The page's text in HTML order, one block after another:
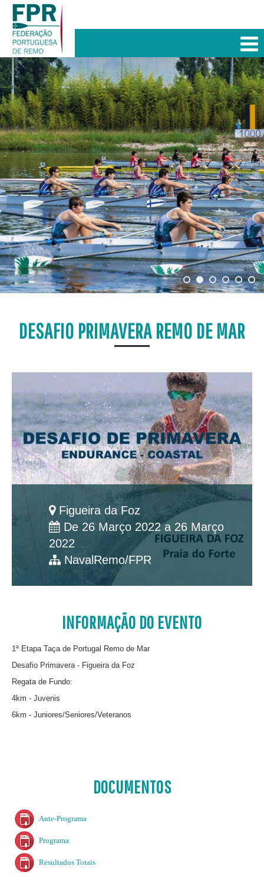
DESAFIO PRIMAVERA REMO DE MAR
Figueira da Foz
De 26 Março 2022 a 26 Março
2022
NavalRemo/FPR
INFORMAÇÃO DO EVENTO
1ª Etapa Taça de Portugal Remo de Mar
Desafio Primavera - Figueira da Foz
Regata de Fundo:
4km - Juvenis
6km - Juniores/Seniores/Veteranos
DOCUMENTOS
Ante-Programa
Programa
Resultados Totais